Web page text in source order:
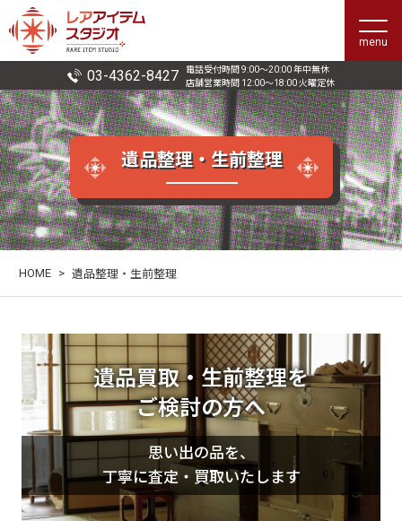
menu
03-4362-8427
電話受付時間 9:00〜20:00 年中無休
店舗営業時間 12:00〜18:00 火曜定休
遺品整理・生前整理
HOME > 遺品整理・生前整理
遺品買取・生前整理を
ご検討の方へ
思い出の品を、
丁寧に査定・買取いたします